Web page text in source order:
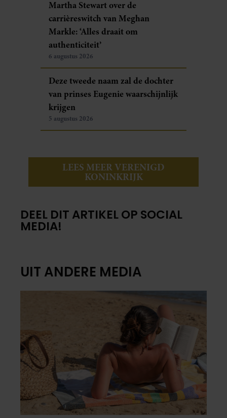
Martha Stewart over de
carrièreswitch van Meghan
Markle: ‘Alles draait om
authenticiteit’
6 augustus 2026
Deze tweede naam zal de dochter
van prinses Eugenie waarschijnlijk
krijgen
5 augustus 2026
LEES MEER VERENIGD
KONINKRIJK
DEEL DIT ARTIKEL OP SOCIAL
MEDIA!
UIT ANDERE MEDIA